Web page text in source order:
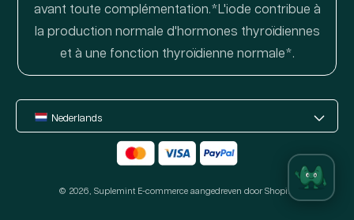
avant toute complémentation.*L'iode contribue à
la production normale d'hormones thyroïdiennes
et à une fonction thyroïdienne normale*.
Nederlands
Betaalmethoden
© 2026, Suplemint E-commerce aangedreven door Shopify